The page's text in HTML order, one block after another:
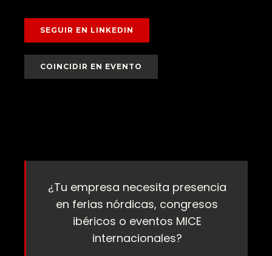
SEGUIR EN LINKEDIN
COINCIDIR EN EVENTO
¿Tu empresa necesita presencia
en ferias nórdicas, congresos
ibéricos o eventos MICE
internacionales?